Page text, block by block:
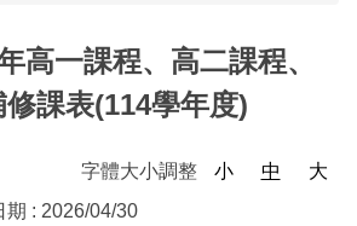
高一課程、高二課程、
課表(114學年度)
字體大小調整 小 中
大
期 : 2026/04/30